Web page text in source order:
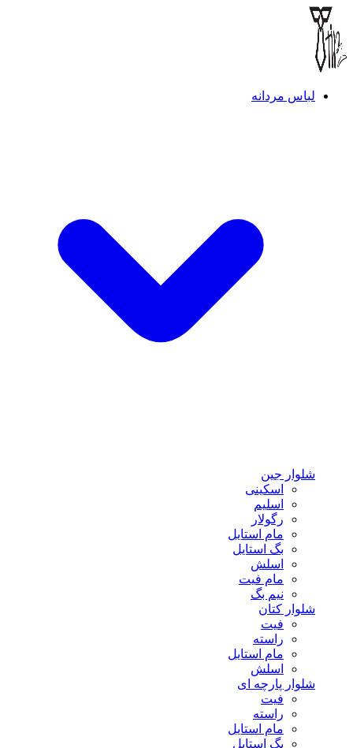
لباس مردانه
شلوار جین
اسکینی
اسلیم
رگولار
مام استایل
بگ استایل
اسلش
مام فیت
نیم بگ
شلوار کتان
فیت
راسته
مام استایل
اسلش
شلوار پارچه ای
فیت
راسته
مام استایل
بگ استایل